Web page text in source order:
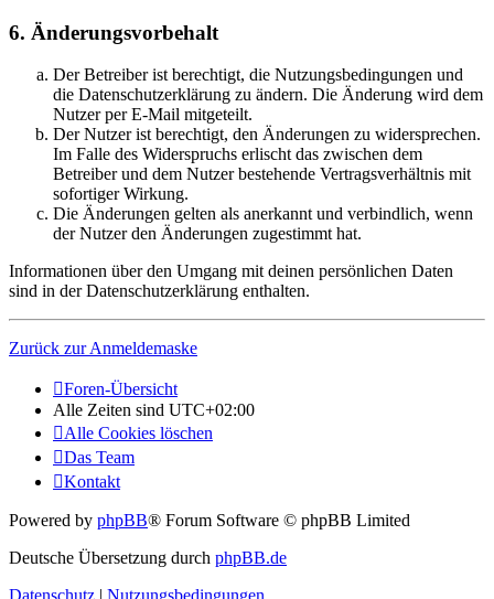
6. Änderungsvorbehalt
Der Betreiber ist berechtigt, die Nutzungsbedingungen und
die Datenschutzerklärung zu ändern. Die Änderung wird dem
Nutzer per E-Mail mitgeteilt.
Der Nutzer ist berechtigt, den Änderungen zu widersprechen.
Im Falle des Widerspruchs erlischt das zwischen dem
Betreiber und dem Nutzer bestehende Vertragsverhältnis mit
sofortiger Wirkung.
Die Änderungen gelten als anerkannt und verbindlich, wenn
der Nutzer den Änderungen zugestimmt hat.
Informationen über den Umgang mit deinen persönlichen Daten
sind in der Datenschutzerklärung enthalten.
Zurück zur Anmeldemaske
Foren-Übersicht
Alle Zeiten sind UTC+02:00
Alle Cookies löschen
Das Team
Kontakt
Powered by phpBB® Forum Software © phpBB Limited
Deutsche Übersetzung durch phpBB.de